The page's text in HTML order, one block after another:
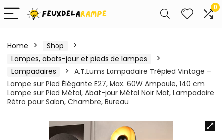
0
Home
Shop
Lampes, abats-jour et pieds de lampes
Lampadaires
A.T.Lums Lampadaire Trépied Vintage –
Lampe sur Pied Élégante E27, Max. 60W Ampoule, 140 cm
Lampe sur Pied Métal, Abat-jour Métal Noir Mat, Lampadaire
Rétro pour Salon, Chambre, Bureau